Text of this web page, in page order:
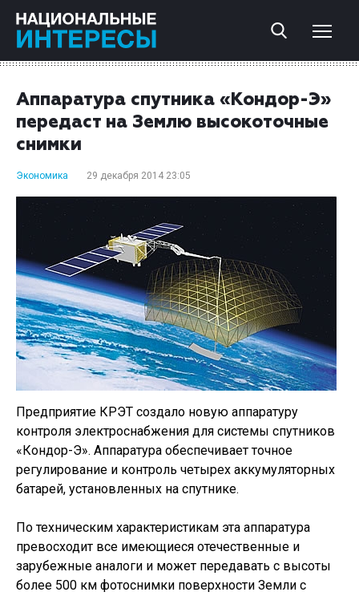
Аппаратура спутника «Кондор-Э»
передаст на Землю высокоточные
снимки
Экономика 29 декабря 2014 23:05
Предприятие КРЭТ создало новую аппаратуру
контроля электроснабжения для системы спутников
«Кондор-Э». Аппаратура обеспечивает точное
регулирование и контроль четырех аккумуляторных
батарей, установленных на спутнике.
По техническим характеристикам эта аппаратура
превосходит все имеющиеся отечественные и
зарубежные аналоги и может передавать с высоты
более 500 км фотоснимки поверхности Земли с